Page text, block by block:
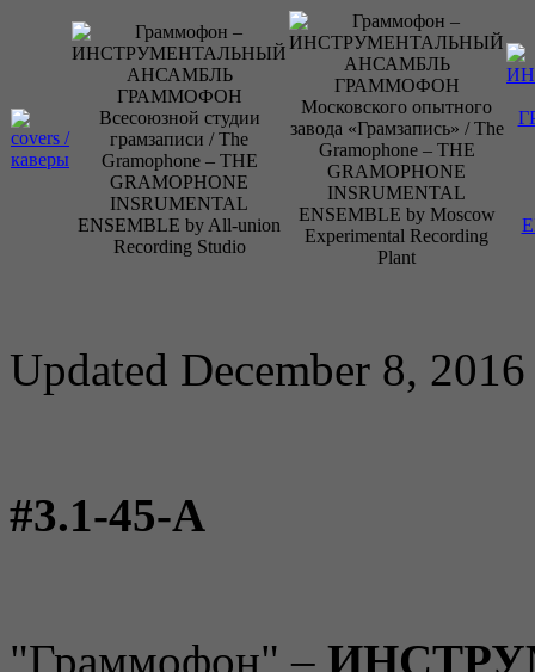
Updated December 8, 2016
#3.1-45-А
"Граммофон" –